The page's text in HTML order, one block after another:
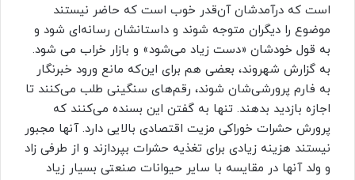
است که درآمدشان آن‌قدر خوب است که حاضر نیستند
موضوع را دیگران متوجه شوند و داستانشان رسانه‌ای شود و
به قول خودشان «دست زیاد می‌شود» و بازار خراب می شود.
به گزارش شهروند، بعضی هم برای این‌که مانع ورود خبرنگار
به فارم پرورشی‌شان شوند، رقم‌های سنگینی طلب می‌کنند تا
اجازه بازدید بدهند. تنها به گفتن این بسنده می‌کنند که
پرورش حشرات خوراکی مزیت اقتصادی بالایی دارد. آنها مجبور
نیستند هزینه زیادی برای تغذیه حشرات بپردازند و از طرفی زاد
و ولد آنها در مقایسه با سایر حیوانات صنعتی بسیار زیاد